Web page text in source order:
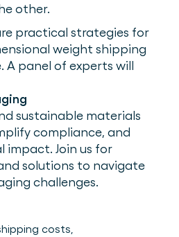
other.
practical strategies for
weight shipping
A panel of experts will
sustainable materials
compliance, and
impact. Join us for
solutions to navigate
challenges.
costs,